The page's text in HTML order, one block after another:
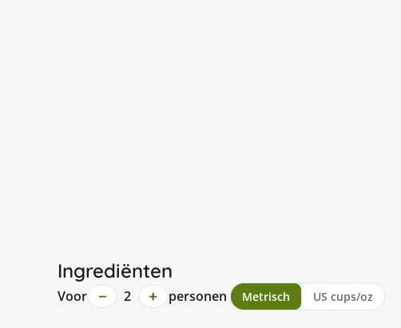
Ingrediënten
Voor − 2 + personen Metrisch US cups/oz